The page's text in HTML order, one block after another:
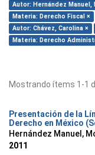
Autor: Hernández Manuel,
Materia: Derecho Fiscal ×
Autor: Chávez, Carolina ×
Materia: Derecho
Mostrando ítems 1-1
Presentación de la
Derecho en México
Hernández Manuel,
2011